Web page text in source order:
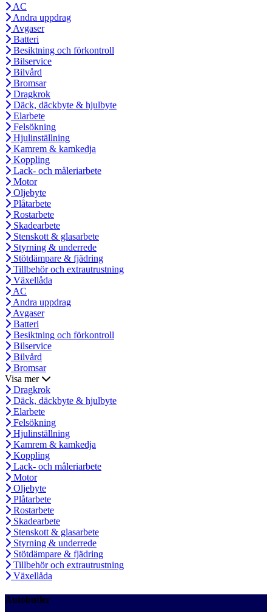
AC
Andra uppdrag
Avgaser
Batteri
Besiktning och förkontroll
Bilservice
Bilvård
Bromsar
Dragkrok
Däck, däckbyte & hjulbyte
Elarbete
Felsökning
Hjulinställning
Kamrem & kamkedja
Koppling
Lack- och måleriarbete
Motor
Oljebyte
Plåtarbete
Rostarbete
Skadearbete
Stenskott & glasarbete
Styrning & underrede
Stötdämpare & fjädring
Tillbehör och extrautrustning
Växellåda
AC
Andra uppdrag
Avgaser
Batteri
Besiktning och förkontroll
Bilservice
Bilvård
Bromsar
Visa mer
Dragkrok
Däck, däckbyte & hjulbyte
Elarbete
Felsökning
Hjulinställning
Kamrem & kamkedja
Koppling
Lack- och måleriarbete
Motor
Oljebyte
Plåtarbete
Rostarbete
Skadearbete
Stenskott & glasarbete
Styrning & underrede
Stötdämpare & fjädring
Tillbehör och extrautrustning
Växellåda
Autobutler